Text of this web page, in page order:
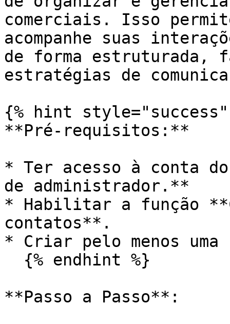
comerciais. Isso
acompanhe suas
de forma estruturada,
estratégias de
{% hint style="success"
**Pré-requisitos:**
* Ter acesso à conta
de administrador.**
* Habilitar a função
contatos**.
* Criar pelo menos
**Passo a Passo**: